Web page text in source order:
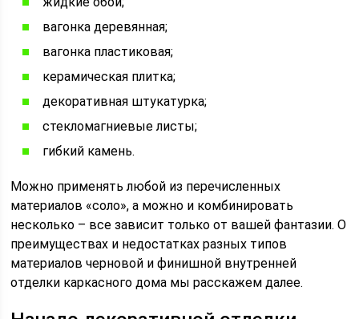
вагонка деревянная;
вагонка пластиковая;
керамическая плитка;
декоративная штукатурка;
стекломагниевые листы;
гибкий камень.
Можно применять любой из перечисленных
материалов «соло», а можно и комбинировать
несколько – все зависит только от вашей фантазии. О
преимуществах и недостатках разных типов
материалов черновой и финишной внутренней
отделки каркасного дома мы расскажем далее.